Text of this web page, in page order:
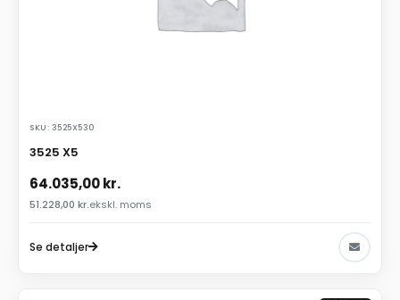
SKU: 3525X530
3525 X5
64.035,00kr.
51.228,00 kr.ekskl. moms
Se detaljer